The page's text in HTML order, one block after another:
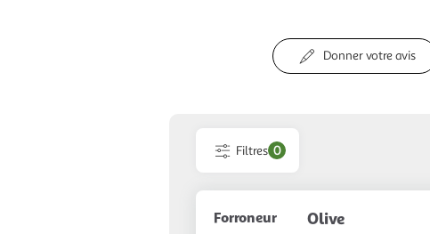
Donner votre avis
Filtres 0
Forroneur Olive